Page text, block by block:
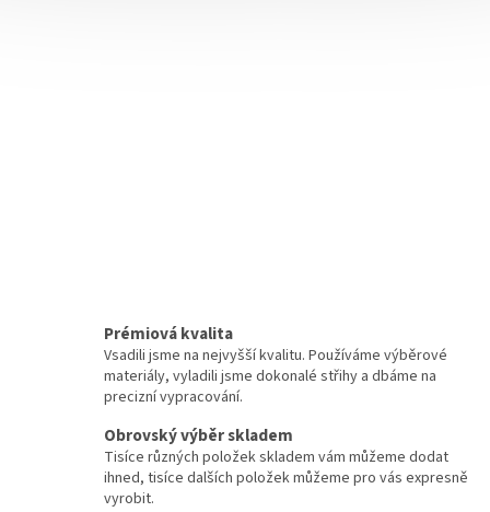
Prémiová kvalita
Vsadili jsme na nejvyšší kvalitu. Používáme výběrové
materiály, vyladili jsme dokonalé střihy a dbáme na
precizní vypracování.
Obrovský výběr skladem
Tisíce různých položek skladem vám můžeme dodat
ihned, tisíce dalších položek můžeme pro vás expresně
vyrobit.